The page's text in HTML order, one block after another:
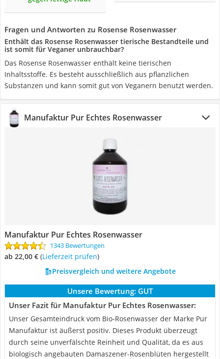
Fragen und Antworten zu Rosense Rosenwasser
Enthält das Rosense Rosenwasser tierische Bestandteile und
ist somit für Veganer unbrauchbar?
Das Rosense Rosenwasser enthält keine tierischen
Inhaltsstoffe. Es besteht ausschließlich aus pflanzlichen
Substanzen und kann somit gut von Veganern benutzt werden.
Manufaktur Pur Echtes Rosenwasser
Manufaktur Pur Echtes Rosenwasser
1343 Bewertungen
ab 22,00 € (Lieferzeit prüfen)
Preisvergleich und weitere Angebote
Unsere Bewertung: GUT
Unser Fazit für Manufaktur Pur Echtes Rosenwasser:
Unser Gesamteindruck vom Bio-Rosenwasser der Marke Pur
Manufaktur ist äußerst positiv. Dieses Produkt überzeugt
durch seine unverfälschte Reinheit und Qualität, da es aus
biologisch angebauten Damaszener-Rosenblüten hergestellt